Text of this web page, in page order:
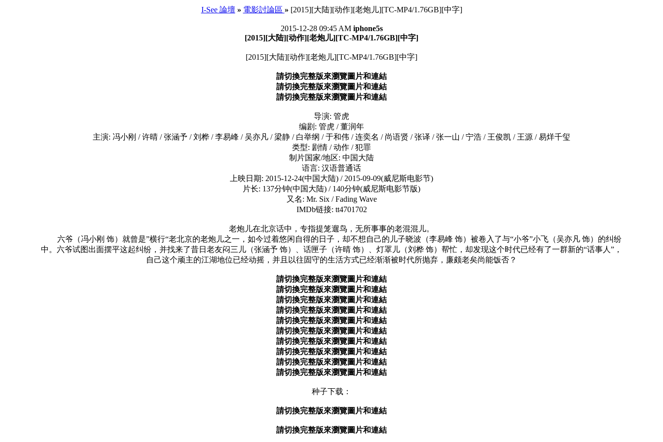
I-See 論壇 » 電影討論區 » [2015][大陆][动作][老炮儿][TC-MP4/1.76GB][中字]
2015-12-28 09:45 AM iphone5s
[2015][大陆][动作][老炮儿][TC-MP4/1.76GB][中字]
[2015][大陆][动作][老炮儿][TC-MP4/1.76GB][中字]
請切換完整版來瀏覽圖片和連結
請切換完整版來瀏覽圖片和連結
請切換完整版來瀏覽圖片和連結
导演: 管虎
编剧: 管虎 / 董润年
主演: 冯小刚 / 许晴 / 张涵予 / 刘桦 / 李易峰 / 吴亦凡 / 梁静 / 白举纲 / 于和伟 / 连奕名 / 尚语贤 / 张译 / 张一山 / 宁浩 / 王俊凯 / 王源 / 易烊千玺
类型: 剧情 / 动作 / 犯罪
制片国家/地区: 中国大陆
语言: 汉语普通话
上映日期: 2015-12-24(中国大陆) / 2015-09-09(威尼斯电影节)
片长: 137分钟(中国大陆) / 140分钟(威尼斯电影节版)
又名: Mr. Six / Fading Wave
IMDb链接: tt4701702
老炮儿在北京话中，专指提笼遛鸟，无所事事的老混混儿。
六爷（冯小刚 饰）就曾是”横行“老北京的老炮儿之一，如今过着悠闲自得的日子，却不想自己的儿子晓波（李易峰 饰）被卷入了与“小爷”小飞（吴亦凡 饰）的纠纷
中。六爷试图出面摆平这起纠纷，并找来了昔日老友闷三儿（张涵予 饰）、话匣子（许晴 饰）、灯罩儿（刘桦 饰）帮忙，却发现这个时代已经有了一群新的“话事人”，
自己这个顽主的江湖地位已经动摇，并且以往固守的生活方式已经渐渐被时代所抛弃，廉颇老矣尚能饭否？
請切換完整版來瀏覽圖片和連結
請切換完整版來瀏覽圖片和連結
請切換完整版來瀏覽圖片和連結
請切換完整版來瀏覽圖片和連結
請切換完整版來瀏覽圖片和連結
請切換完整版來瀏覽圖片和連結
請切換完整版來瀏覽圖片和連結
請切換完整版來瀏覽圖片和連結
請切換完整版來瀏覽圖片和連結
請切換完整版來瀏覽圖片和連結
种子下载：
請切換完整版來瀏覽圖片和連結
請切換完整版來瀏覽圖片和連結